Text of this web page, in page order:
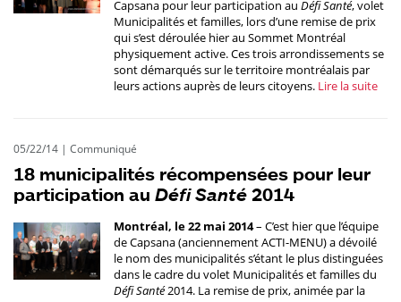
Capsana pour leur participation au Défi Santé, volet
Municipalités et familles, lors d’une remise de prix
qui s’est déroulée hier au Sommet Montréal
physiquement active. Ces trois arrondissements se
sont démarqués sur le territoire montréalais par
leurs actions auprès de leurs citoyens. Lire la suite
05/22/14 | Communiqué
18 municipalités récompensées pour leur
participation au Défi Santé 2014
Montréal, le 22 mai 2014– C’est hier que l’équipe
de Capsana (anciennement ACTI-MENU) a dévoilé
le nom des municipalités s’étant le plus distinguées
dans le cadre du volet Municipalités et familles du
Défi Santé2014. La remise de prix, animée par la